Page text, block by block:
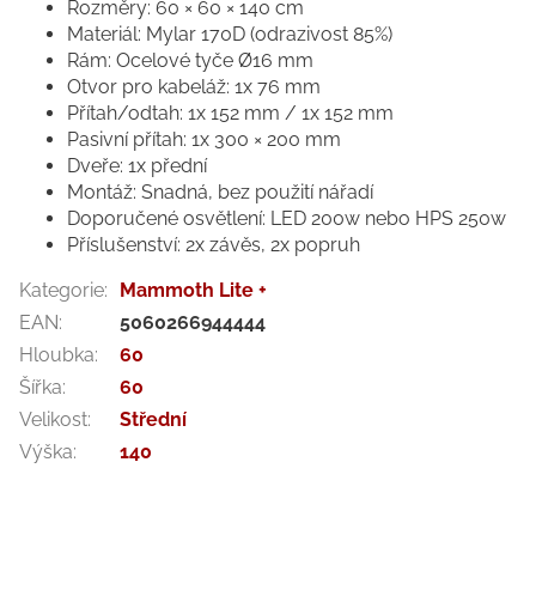
Rozměry: 60 × 60 × 140 cm
Materiál: Mylar 170D (odrazivost 85%)
Rám: Ocelové tyče Ø16 mm
Otvor pro kabeláž: 1x 76 mm
Přítah/odtah: 1x 152 mm / 1x 152 mm
Pasivní přítah: 1x 300 × 200 mm
Dveře: 1x přední
Montáž: Snadná, bez použití nářadí
Doporučené osvětlení: LED 200w nebo HPS 250w
Příslušenství: 2x závěs, 2x popruh
Kategorie:
Mammoth Lite +
EAN:
5060266944444
Hloubka:
60
Šířka:
60
Velikost:
Střední
Výška: 140